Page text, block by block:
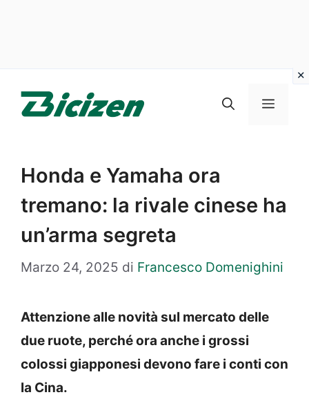
Menu
Honda e Yamaha ora
tremano: la rivale cinese ha
un’arma segreta
Marzo 24, 2025 di Francesco Domenighini
Attenzione alle novità sul mercato delle
due ruote, perché ora anche i grossi
colossi giapponesi devono fare i conti con
la Cina.